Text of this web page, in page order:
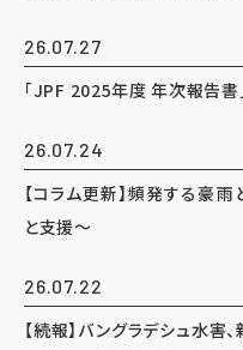
26.07.27
「JPF 2025年度 年次報告書
26.07.24
【コラム更新】頻発する豪
と支援～
26.07.22
【続報】バングラデシュ水